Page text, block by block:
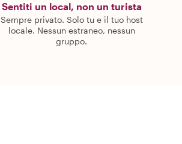
Sentiti un local, non un turista
Sempre privato. Solo tu e il tuo host
locale. Nessun estraneo, nessun
gruppo.